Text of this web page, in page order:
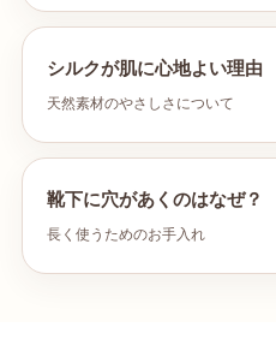
シルクが肌に心地よい理由
天然素材のやさしさについて
靴下に穴があくのはなぜ？
長く使うためのお手入れ